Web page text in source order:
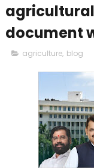
document
agriculture, blog